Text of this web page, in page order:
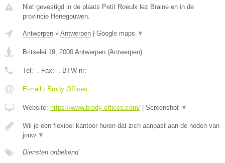
Niet gevestigd in de plaats Petit Roeulx lez Braine en in de
provincie Henegouwen.
Antwerpen » Antwerpen | Google maps ▼
Britselei 19 2000 Antwerpen (Antwerpen)
Tel: - , Fax: - , BTW-nr: -
E-mail › Brody Offices
Website: https://www.brody-offices.com/ | Screenshot ▼
Wil je een flexibel kantoor huren dat zich aanpast aan de noden van
jouw ▼
Diensten onbekend